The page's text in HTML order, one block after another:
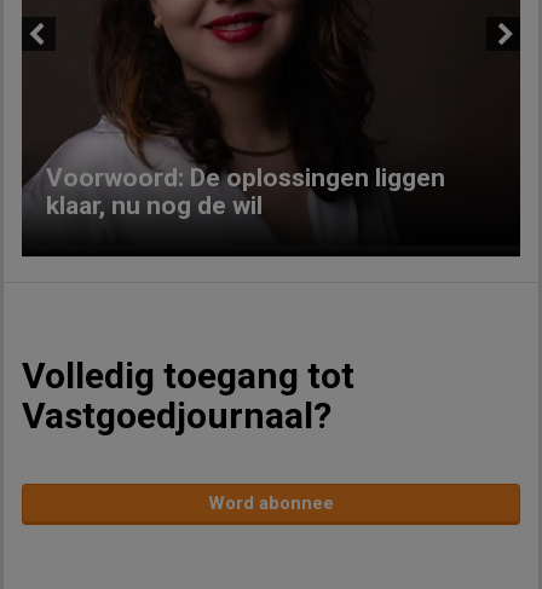
Voorwoord: De oplossingen liggen
klaar, nu nog de wil
Volledig toegang tot
Vastgoedjournaal?
Word abonnee